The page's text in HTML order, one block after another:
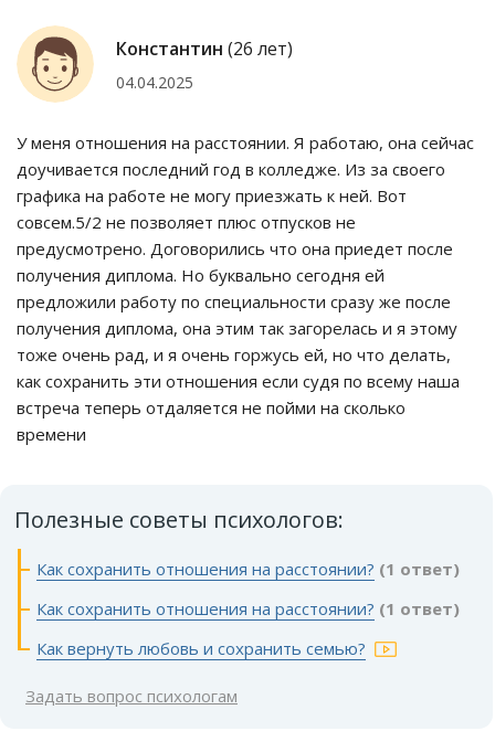
Константин (26 лет)
04.04.2025
У меня отношения на расстоянии. Я работаю, она сейчас
доучивается последний год в колледже. Из за своего
графика на работе не могу приезжать к ней. Вот
совсем.5/2 не позволяет плюс отпусков не
предусмотрено. Договорились что она приедет после
получения диплома. Но буквально сегодня ей
предложили работу по специальности сразу же после
получения диплома, она этим так загорелась и я этому
тоже очень рад, и я очень горжусь ей, но что делать,
как сохранить эти отношения если судя по всему наша
встреча теперь отдаляется не пойми на сколько
времени
Полезные советы психологов:
Как сохранить отношения на расстоянии? (1 ответ)
Как сохранить отношения на расстоянии? (1 ответ)
Как вернуть любовь и сохранить семью?
Задать вопрос психологам